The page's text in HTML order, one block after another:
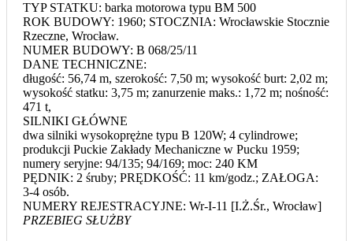
TYP STATKU: barka motorowa typu BM 500
ROK BUDOWY: 1960; STOCZNIA: Wrocławskie Stocznie
Rzeczne, Wrocław.
NUMER BUDOWY: B 068/25/11
DANE TECHNICZNE:
długość: 56,74 m, szerokość: 7,50 m; wysokość burt: 2,02 m;
wysokość statku: 3,75 m; zanurzenie maks.: 1,72 m; nośność:
471 t,
SILNIKI GŁÓWNE
dwa silniki wysokoprężne typu B 120W; 4 cylindrowe;
produkcji Puckie Zakłady Mechaniczne w Pucku 1959;
numery seryjne: 94/135; 94/169; moc: 240 KM
PĘDNIK: 2 śruby; PRĘDKOŚĆ: 11 km/godz.; ZAŁOGA:
3-4 osób.
NUMERY REJESTRACYJNE: Wr-I-11 [I.Ż.Śr., Wrocław]
PRZEBIEG SŁUŻBY